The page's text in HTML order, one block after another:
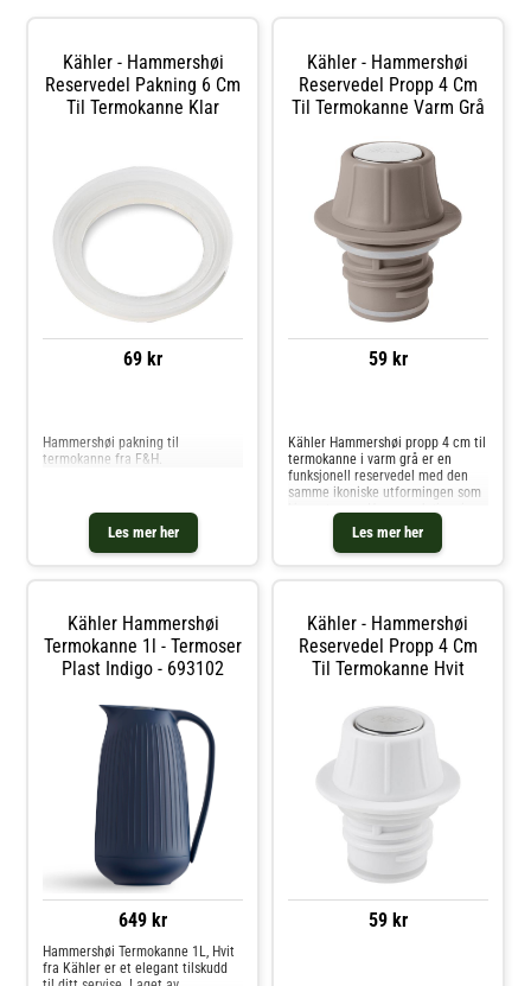
Kähler - Hammershøi
Reservedel Pakning 6 Cm
Til Termokanne Klar
69 kr
Les mer her
Hammershøi pakning til
termokanne fra F&H.
Kähler - Hammershøi
Reservedel Propp 4 Cm
Til Termokanne Varm Grå
59 kr
Les mer her
Kähler Hammershøi propp 4 cm til
termokanne i varm grå er en
funksjonell reservedel med den
samme ikoniske utformingen som
Den silkemyke overflaten i varm
grå matcher perfekt med kannens
rillede design, og gjør det enk
Kähler Hammershøi
Termokanne 1l - Termoser
Plast Indigo - 693102
649 kr
Hammershøi Termokanne 1L, Hvit
fra Kähler er et elegant tilskudd
Kähler - Hammershøi
Reservedel Propp 4 Cm
Til Termokanne Hvit
59 kr